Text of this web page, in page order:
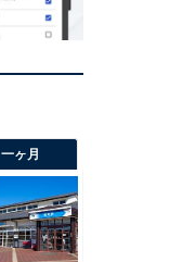
一ヶ月